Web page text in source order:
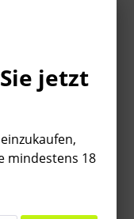
jetzt
mindestens 18